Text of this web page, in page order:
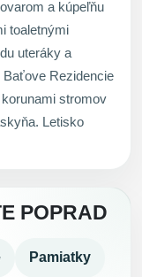
a kúpeľňu
toaletnými
uteráky a
Baťove Rezidencie
stromov
Letisko
POPRAD
Pamiatky